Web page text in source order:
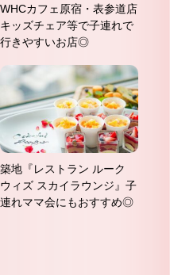
WHCカフェ原宿・表参道店
キッズチェア等で子連れで
行きやすいお店◎
築地『レストラン ルーク
ウィズ スカイラウンジ』子
連れママ会にもおすすめ◎